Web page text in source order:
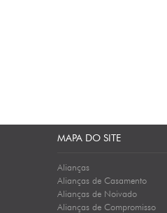
MAPA DO SITE
Alianças
Alianças de Casamento
Alianças de Noivado
Alianças de Compromisso